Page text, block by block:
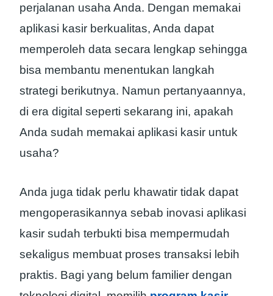
perjalanan usaha Anda. Dengan memakai
aplikasi kasir berkualitas, Anda dapat
memperoleh data secara lengkap sehingga
bisa membantu menentukan langkah
strategi berikutnya. Namun pertanyaannya,
di era digital seperti sekarang ini, apakah
Anda sudah memakai aplikasi kasir untuk
usaha?
Anda juga tidak perlu khawatir tidak dapat
mengoperasikannya sebab inovasi aplikasi
kasir sudah terbukti bisa mempermudah
sekaligus membuat proses transaksi lebih
praktis. Bagi yang belum familier dengan